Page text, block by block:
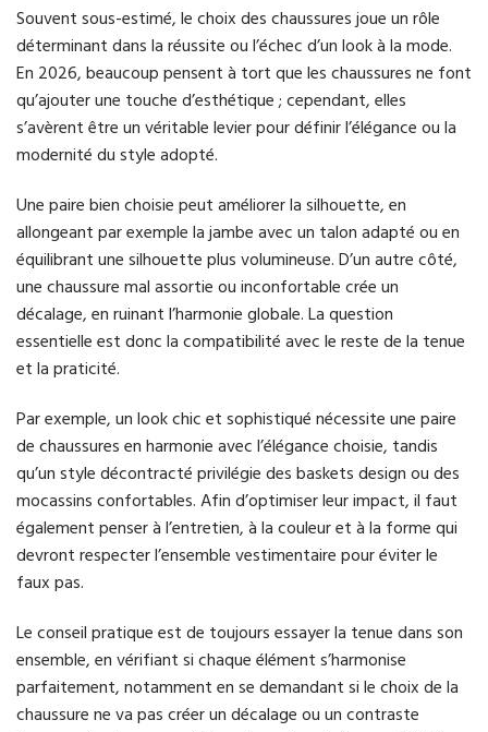
Souvent sous-estimé, le choix des chaussures joue un rôle
déterminant dans la réussite ou l’échec d’un look à la mode.
En 2026, beaucoup pensent à tort que les chaussures ne font
qu’ajouter une touche d’esthétique ; cependant, elles
s’avèrent être un véritable levier pour définir l’élégance ou la
modernité du style adopté.
Une paire bien choisie peut améliorer la silhouette, en
allongeant par exemple la jambe avec un talon adapté ou en
équilibrant une silhouette plus volumineuse. D’un autre côté,
une chaussure mal assortie ou inconfortable crée un
décalage, en ruinant l’harmonie globale. La question
essentielle est donc la compatibilité avec le reste de la tenue
et la praticité.
Par exemple, un look chic et sophistiqué nécessite une paire
de chaussures en harmonie avec l’élégance choisie, tandis
qu’un style décontracté privilégie des baskets design ou des
mocassins confortables. Afin d’optimiser leur impact, il faut
également penser à l’entretien, à la couleur et à la forme qui
devront respecter l’ensemble vestimentaire pour éviter le
faux pas.
Le conseil pratique est de toujours essayer la tenue dans son
ensemble, en vérifiant si chaque élément s’harmonise
parfaitement, notamment en se demandant si le choix de la
chaussure ne va pas créer un décalage ou un contraste